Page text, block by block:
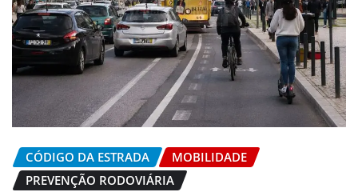
CÓDIGO DA ESTRADA
MOBILIDADE
PREVENÇÃO RODOVIÁRIA